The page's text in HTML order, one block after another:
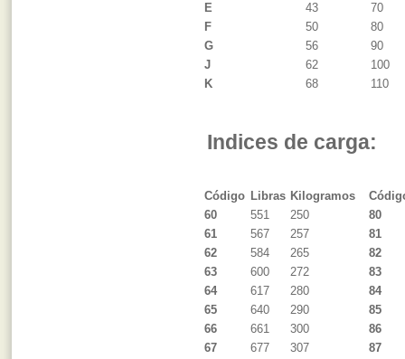
E
43
70
F
50
80
G
56
90
J
62
100
K
68 110
Indices de carga:
Código Libras Kilogramos
60
551 250
80
61
567 257
81
62
584 265
82
63
600 272
83
64
617 280
84
65
640 290
85
66
661 300
86
67
677 307
87